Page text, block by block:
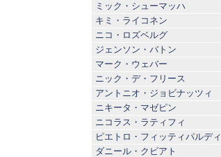
ミック・シューマッハ
キミ・ライコネン
ニコ・ロズベルグ
ジェンソン・バトン
マーク・ウェバー
ニック・デ・フリース
アントニオ・ジョビナッツィ
ニキータ・マゼピン
ニコラス・ラティフィ
ピエトロ・フィッティパルディ
ダニール・クビアト